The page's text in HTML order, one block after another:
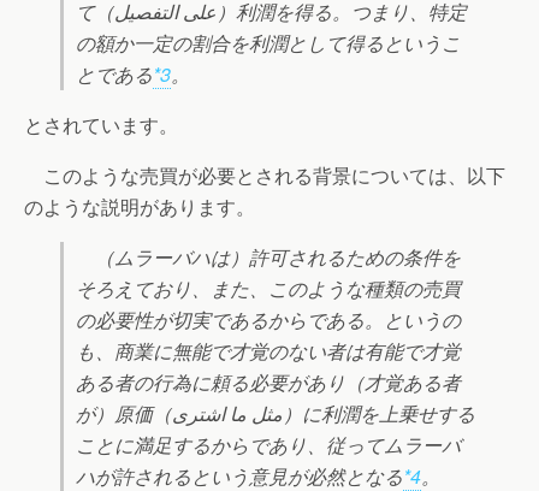
て（على التفصيل）利潤を得る。つまり、特定
の額か一定の割合を利潤として得るというこ
とである*3。
とされています。
このような売買が必要とされる背景については、以下
のような説明があります。
（ムラーバハは）許可されるための条件を
そろえており、また、このような種類の売買
の必要性が切実であるからである。というの
も、商業に無能で才覚のない者は有能で才覚
ある者の行為に頼る必要があり（才覚ある者
が）原価（مثل ما اشترى）に利潤を上乗せする
ことに満足するからであり、従ってムラーバ
ハが許されるという意見が必然となる*4。